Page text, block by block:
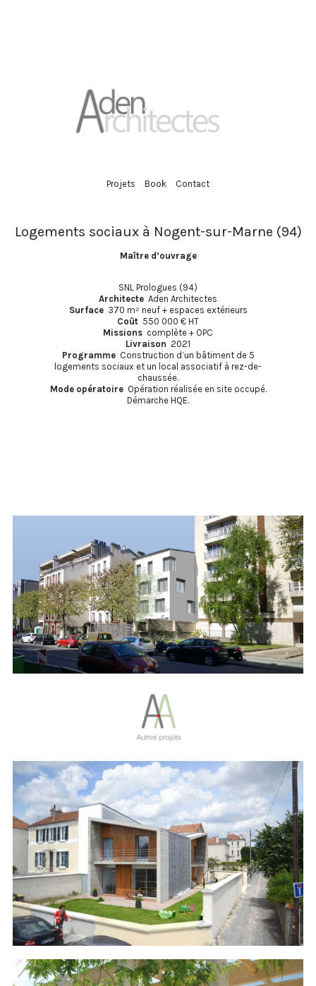
Projets Book Contact
Logements sociaux à Nogent-sur-Marne (94)
Maître d’ouvrage
SNL Prologues (94)
Architecte Aden Architectes
Surface 370 m² neuf + espaces extérieurs
Coût 550 000 € HT
Missions complète + OPC
Livraison 2021
Programme Construction d’un bâtiment de 5
logements sociaux et un local associatif à rez-de-
chaussée.
Mode opératoire Opération réalisée en site occupé.
Démarche HQE.